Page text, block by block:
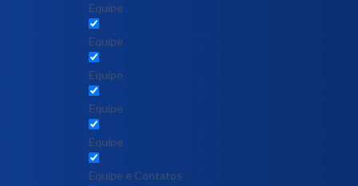
Equipe
Equipe
Equipe
Equipe
Equipe
Equipe e Contatos